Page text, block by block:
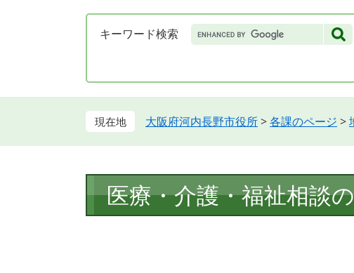
キーワード検索 Google
カ
検
大阪府河内長野市役所>各課のページ >
文
医療・介護・福祉相談